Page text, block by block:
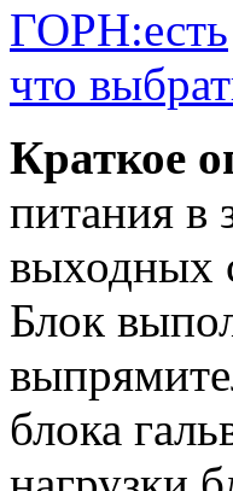
Краткое
питания в
выходных
Блок
блока